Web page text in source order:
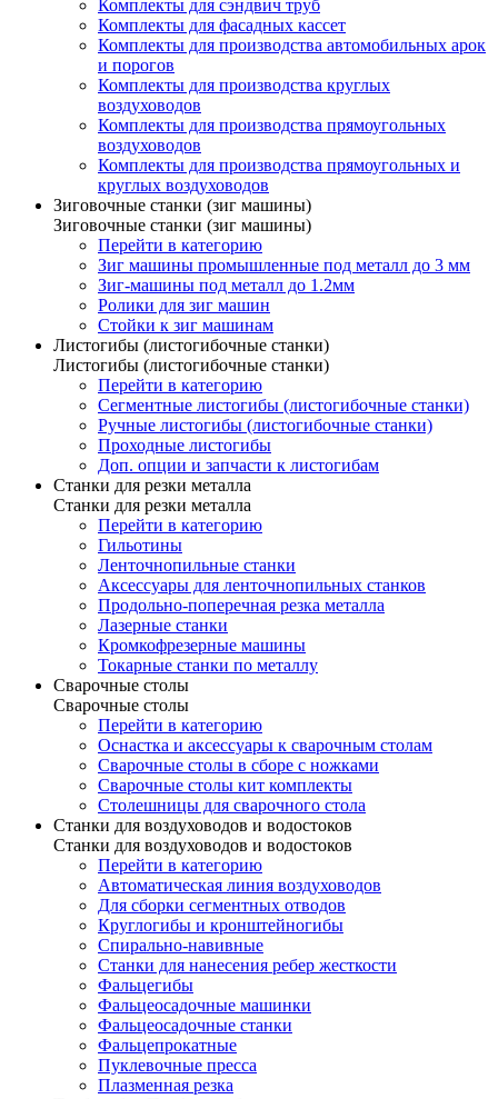
Комплекты для сэндвич труб
Комплекты для фасадных кассет
Комплекты для производства автомобильных арок
и порогов
Комплекты для производства круглых
воздуховодов
Комплекты для производства прямоугольных
воздуховодов
Комплекты для производства прямоугольных и
круглых воздуховодов
Зиговочные станки (зиг машины)
Зиговочные станки (зиг машины)
Перейти в категорию
Зиг машины промышленные под металл до 3 мм
Зиг-машины под металл до 1.2мм
Ролики для зиг машин
Стойки к зиг машинам
Листогибы (листогибочные станки)
Листогибы (листогибочные станки)
Перейти в категорию
Сегментные листогибы (листогибочные станки)
Ручные листогибы (листогибочные станки)
Проходные листогибы
Доп. опции и запчасти к листогибам
Станки для резки металла
Станки для резки металла
Перейти в категорию
Гильотины
Ленточнопильные станки
Аксессуары для ленточнопильных станков
Продольно-поперечная резка металла
Лазерные станки
Кромкофрезерные машины
Токарные станки по металлу
Сварочные столы
Сварочные столы
Перейти в категорию
Оснастка и аксессуары к сварочным столам
Сварочные столы в сборе с ножками
Сварочные столы кит комплекты
Столешницы для сварочного стола
Станки для воздуховодов и водостоков
Станки для воздуховодов и водостоков
Перейти в категорию
Автоматическая линия воздуховодов
Для сборки сегментных отводов
Круглогибы и кронштейногибы
Спирально-навивные
Станки для нанесения ребер жесткости
Фальцегибы
Фальцеосадочные машинки
Фальцеосадочные станки
Фальцепрокатные
Пуклевочные пресса
Плазменная резка